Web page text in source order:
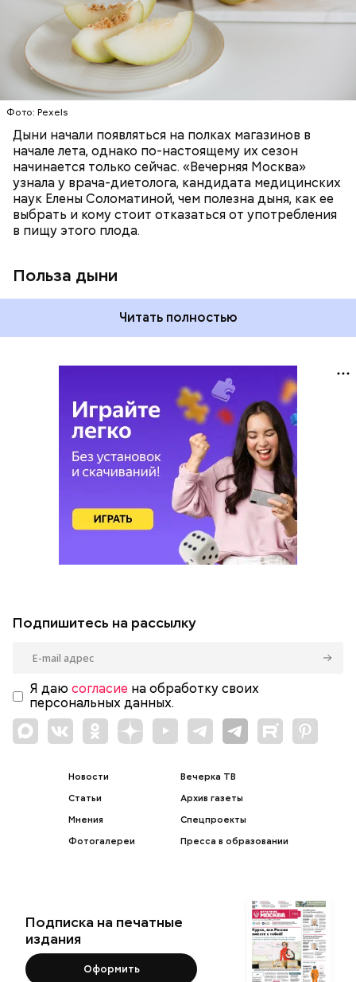
Фото: Pexels
Дыни начали появляться на полках магазинов в
начале лета, однако по-настоящему их сезон
начинается только сейчас. «Вечерняя Москва»
узнала у врача-диетолога, кандидата медицинских
наук Елены Соломатиной, чем полезна дыня, как ее
выбрать и кому стоит отказаться от употребления
в пищу этого плода.
Польза дыни
минералами. Так, в дыне содержатся:
«делает пилинг изнутри», обновляет
слизистые оболочки органов. А еще именно
бета-каротин обеспечивает дыне желтый
лютеин и зеаксантин — эти каротиноиды
отлично поддерживают наше зрение;
калий — оказывает мочегонное действие,
поддерживает сердечно-сосудистую
систему и предотвращает скачки давления;
магний — помогает калию и не дает сосудам
спазмироваться.
Читать полностью
ЗДОРОВЬЕ
ПРАВИЛЬНОЕ ПИТАНИЕ
ОВОЩИ
ЛЕТО ФРУКТЫ
Подпишитесь на рассылку
Я даю согласие на обработку своих
персональных данных.
Новости
Статьи
Мнения
Фотогалереи
Вечерка ТВ
Архив газеты
Спецпроекты
Пресса в образовании
Подписка на печатные
издания
Оформить